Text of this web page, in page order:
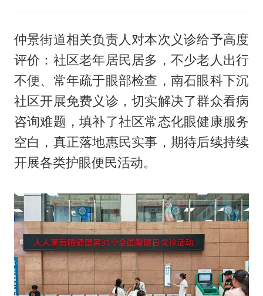
仲景街道相关负责人对本次义诊给予高度
评价：社区老年居民居多，不少老人出行
不便、常年疏于眼部检查，南石眼科下沉
社区开展免费义诊，切实解决了群众看病
咨询难题，填补了社区常态化眼健康服务
空白，真正落地惠民实事，期待后续持续
开展各类护眼便民活动。